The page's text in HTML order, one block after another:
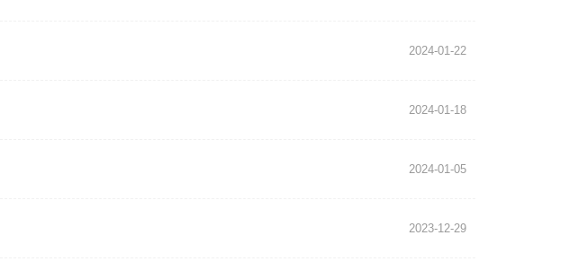
2024-01-22
2024-01-18
2024-01-05
2023-12-29